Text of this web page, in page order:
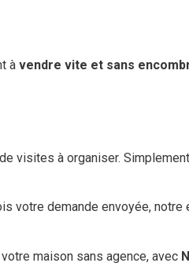
à vendre vite et sans
visites à organiser.
votre demande envoyée,
maison sans agence, avec